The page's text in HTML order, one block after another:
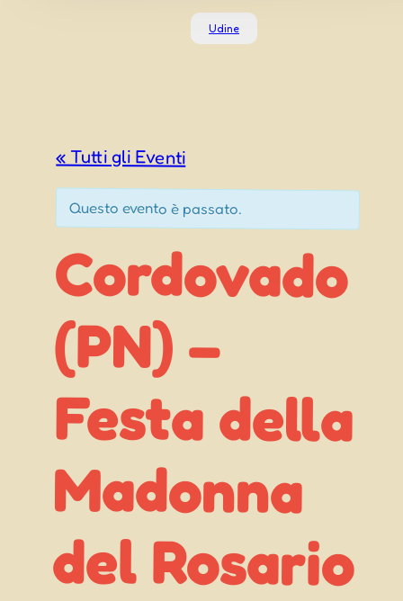
Udine
« Tutti gli Eventi
Questo evento è passato.
Cordovado
(PN) –
Festa della
Madonna
del Rosario